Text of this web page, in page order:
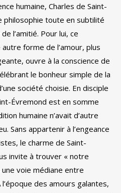
humaine, Charles de Saint-
philosophie toute en subtilité
l’amitié. Pour lui, ce
forme de l’amour, plus
ouvre à la conscience de
le bonheur simple de la
société choisie. En disciple
Évremond est en somme
humaine n’avait d’autre
Sans appartenir à l’engeance
le charme de Saint-
invite à trouver « notre
voie médiane entre
des amours galantes,